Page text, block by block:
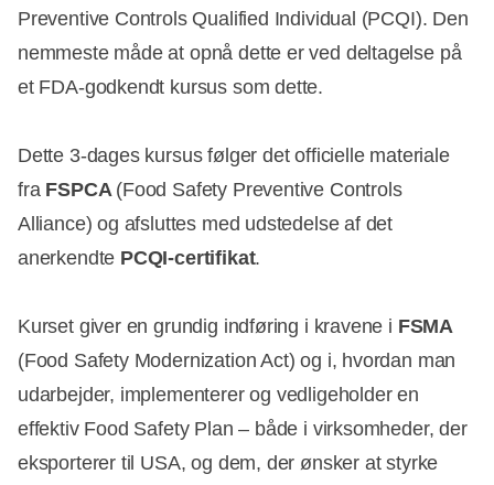
Preventive Controls Qualified Individual (PCQI). Den
nemmeste måde at opnå dette er ved deltagelse på
et FDA-godkendt kursus som dette.
Dette 3-dages kursus følger det officielle materiale
fra FSPCA (Food Safety Preventive Controls
Alliance) og afsluttes med udstedelse af det
anerkendte PCQI-certifikat.
Kurset giver en grundig indføring i kravene i FSMA
(Food Safety Modernization Act) og i, hvordan man
udarbejder, implementerer og vedligeholder en
effektiv Food Safety Plan – både i virksomheder, der
eksporterer til USA, og dem, der ønsker at styrke